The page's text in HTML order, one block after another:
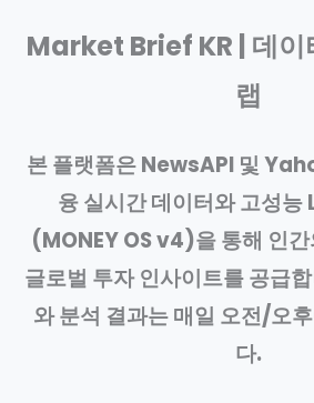
Market Brief KR | 데이
랩
본 플랫폼은 NewsAPI 및
융 실시간 데이터와 고성능
(MONEY OS v4)을 통해 인
글로벌 투자 인사이트를 공급
와 분석 결과는 매일 오전/오
다.